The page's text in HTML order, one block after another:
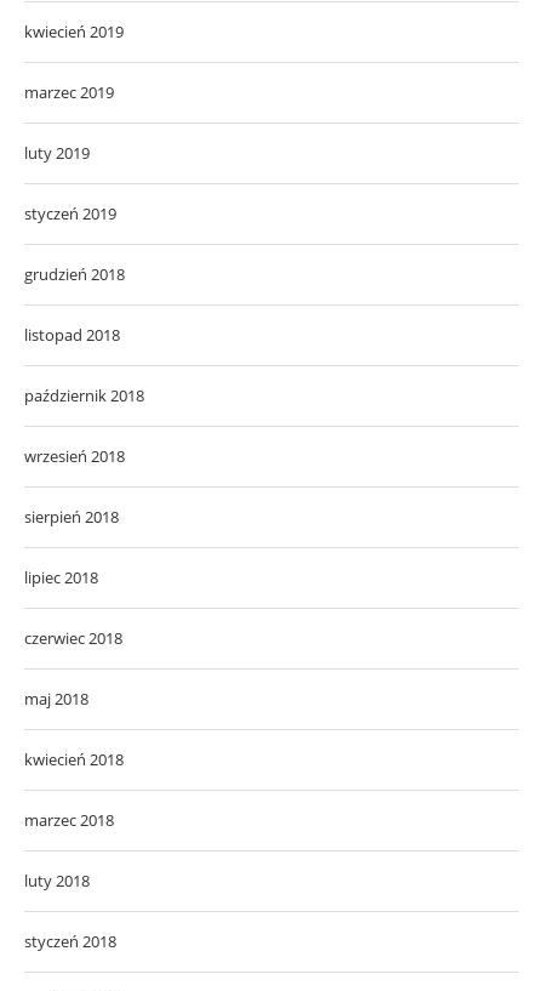
kwiecień 2019
marzec 2019
luty 2019
styczeń 2019
grudzień 2018
listopad 2018
październik 2018
wrzesień 2018
sierpień 2018
lipiec 2018
czerwiec 2018
maj 2018
kwiecień 2018
marzec 2018
luty 2018
styczeń 2018